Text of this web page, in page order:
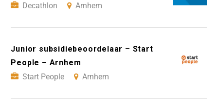
Decathlon
Arnhem
Junior subsidiebeoordelaar – Start
People – Arnhem
Start People
Arnhem